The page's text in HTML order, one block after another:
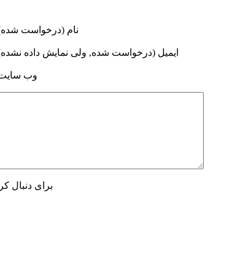
نام (درخواست
ایمیل (درخواست شده, ولی نمایش داده
وب
برای دنبال